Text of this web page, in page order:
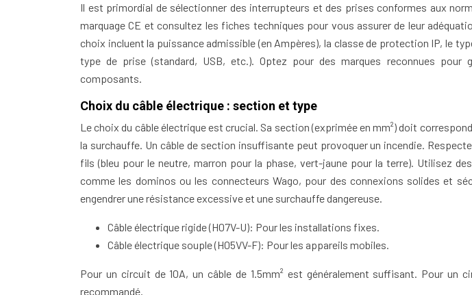
Il est primordial de sélectionner des interrupteurs et des prises conformes aux
marquage CE et consultez les fiches techniques pour vous assurer de leur
choix incluent la puissance admissible (en Ampères), la classe de protection IP, le
type de prise (standard, USB, etc.). Optez pour des marques reconnues
composants.
Choix du câble électrique : section et type
Le choix du câble électrique est crucial. Sa section (exprimée en mm²) doit
la surchauffe. Un câble de section insuffisante peut provoquer un incendie.
fils (bleu pour le neutre, marron pour la phase, vert-jaune pour la terre). Utilisez
comme les dominos ou les connecteurs Wago, pour des connexions solides et
engendrer une résistance excessive et une surchauffe dangereuse.
Câble électrique rigide (H07V-U): Pour les installations fixes.
Câble électrique souple (H05VV-F): Pour les appareils mobiles.
Pour un circuit de 10A, un câble de 1.5mm² est généralement suffisant. Pour un
recommandé.